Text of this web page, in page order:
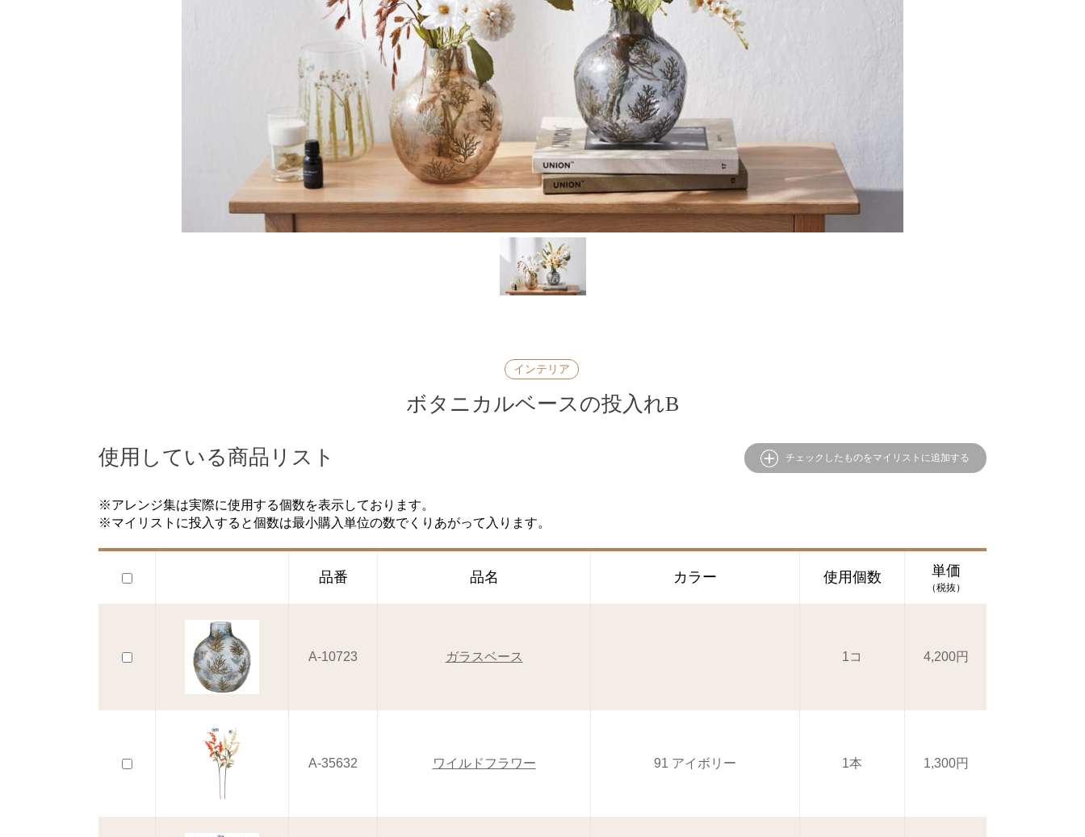
インテリア
ボタニカルベースの投入れB
使用している商品リスト チェックしたものをマイリストに追加する
※アレンジ集は実際に使用する個数を表示しております。
※マイリストに投入すると個数は最小購入単位の数でくりあがって入ります。
品番 品名 カラー 使用個数 単価
（税抜）
A-10723 ガラスベース 1コ 4,200円
A-35632 ワイルドフラワー 91 アイボリー 1本 1,300円